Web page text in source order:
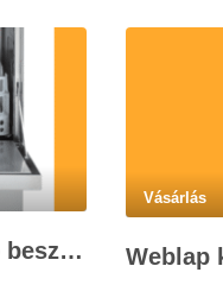
Ipari mosogatógép beszerzése vállalkozásoknak a hatékony konyhai működéshez
Vásárlás